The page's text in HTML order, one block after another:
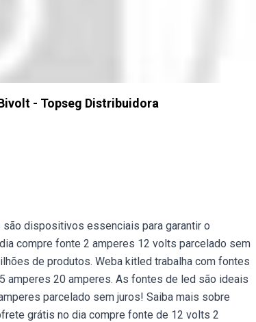
- Topseg Distribuidora
dispositivos essenciais para garantir o
compre fonte 2 amperes 12 volts parcelado sem
de produtos. Weba kitled trabalha com fontes
amperes 20 amperes. As fontes de led são ideais
parcelado sem juros! Saiba mais sobre
grátis no dia compre fonte de 12 volts 2